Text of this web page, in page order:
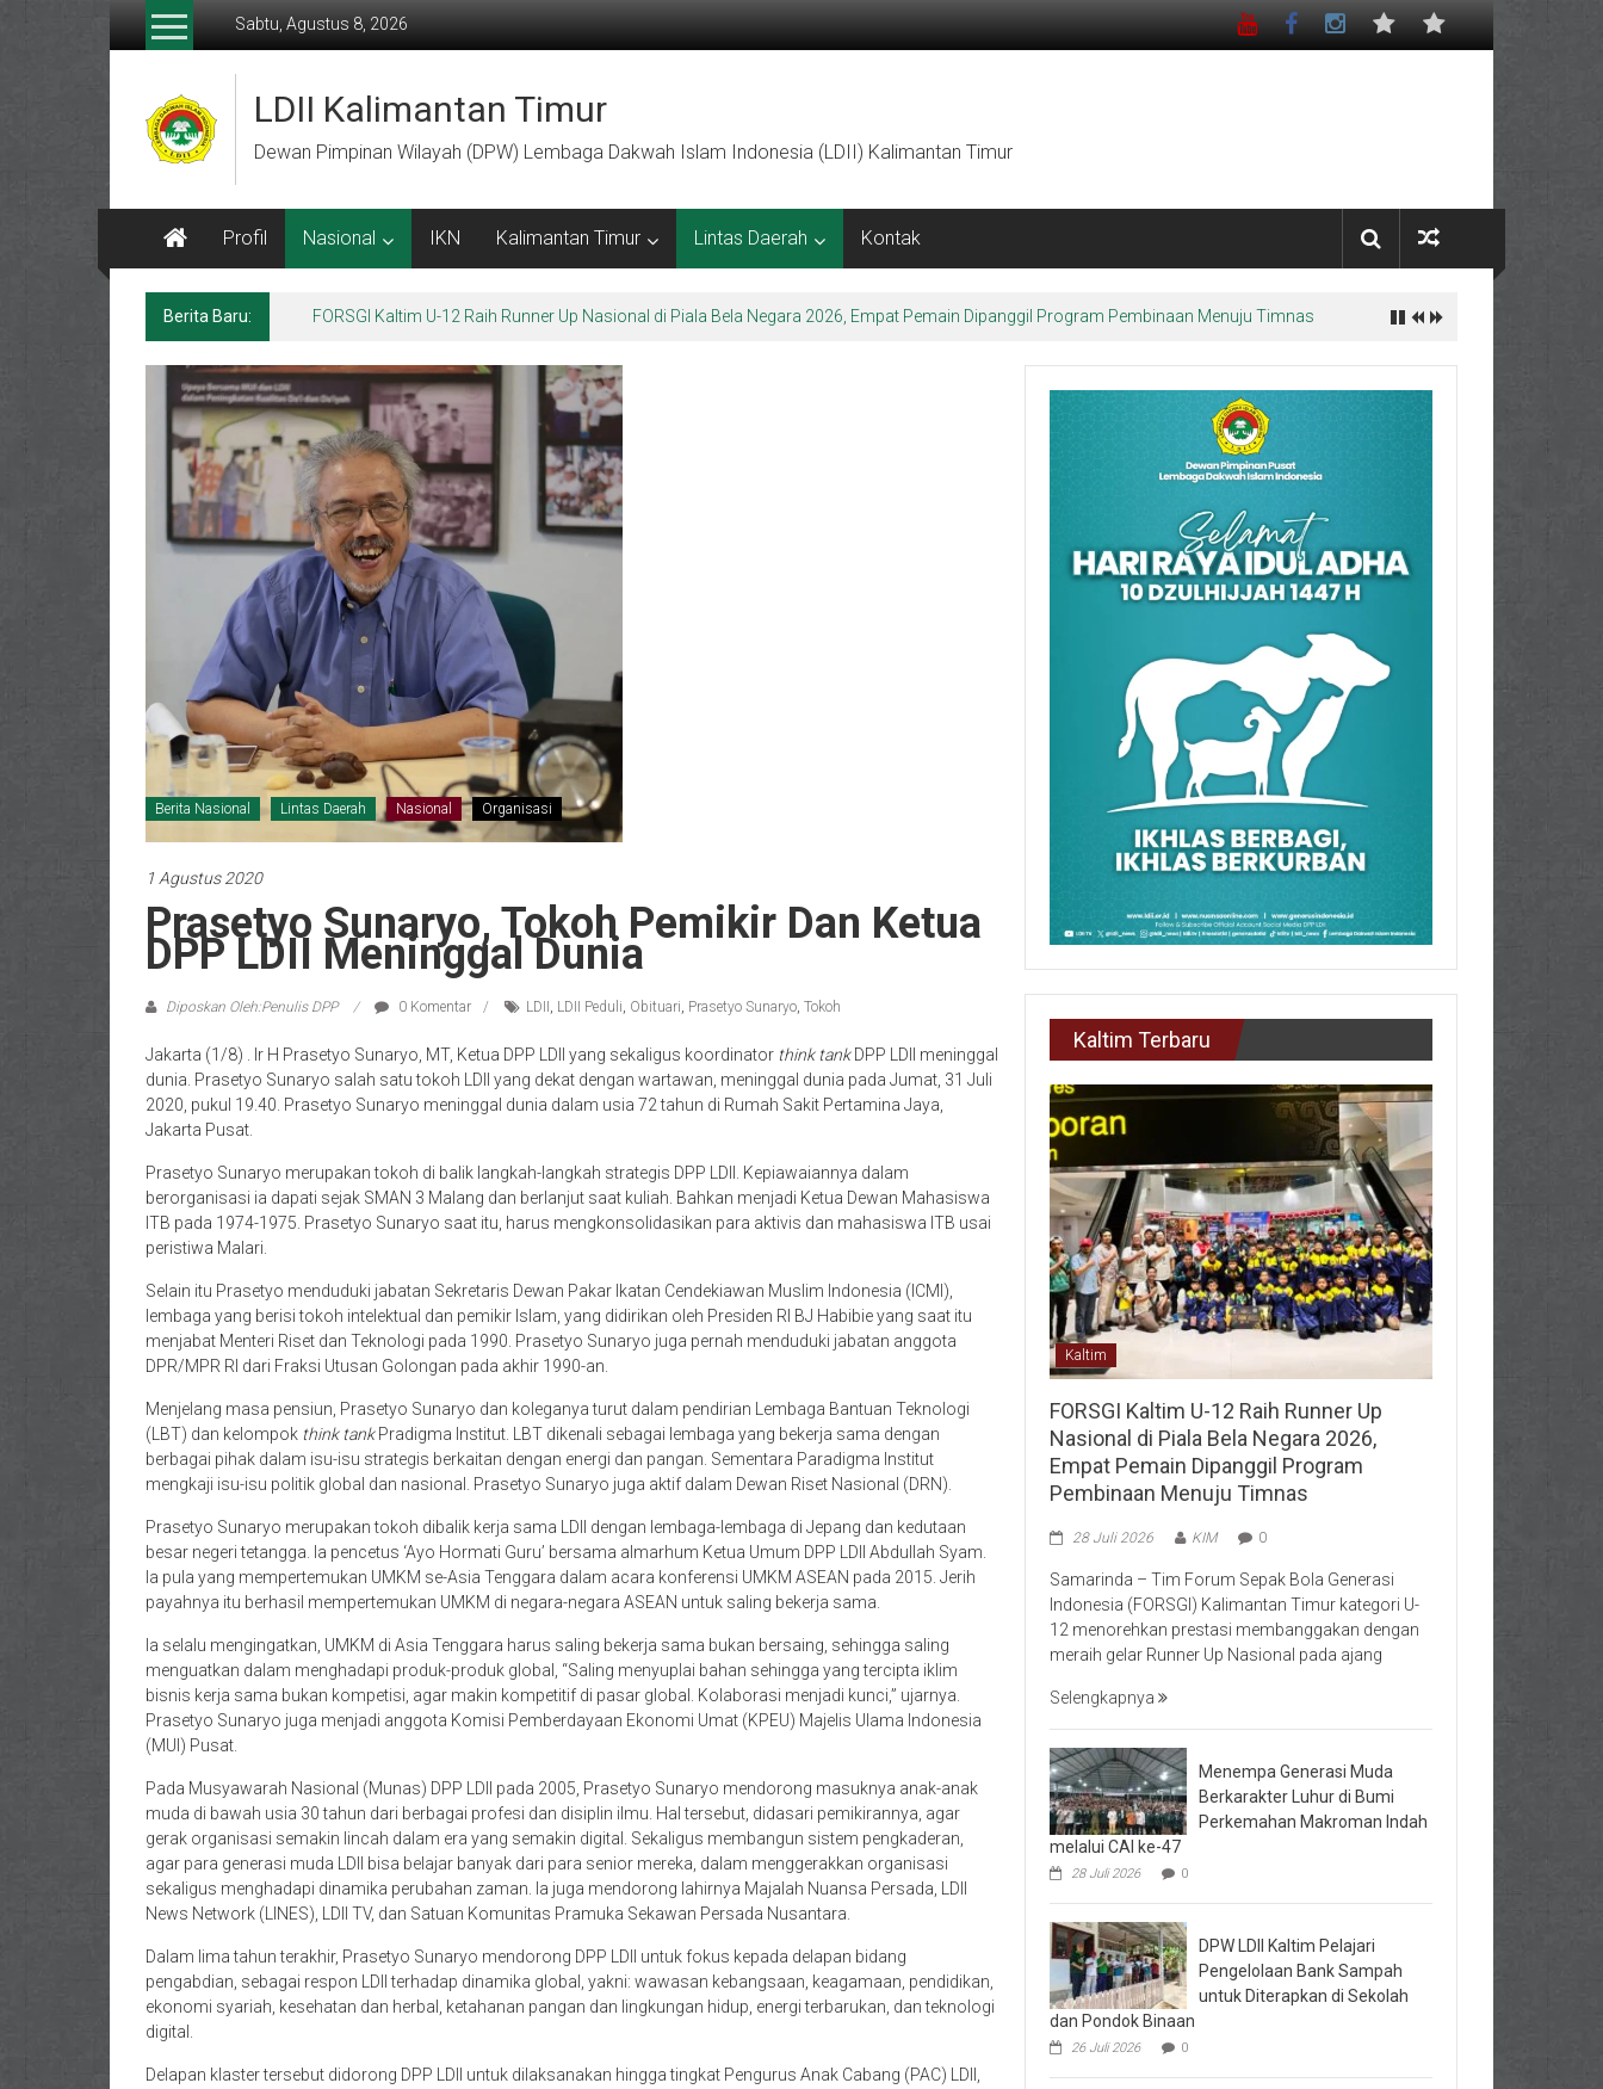
Lompat
Sabtu, Agustus 8, 2026
LDII Kalimantan Timur
Dewan Pimpinan Wilayah (DPW) Lembaga Dakwah Islam Indonesia (LDII) Kalimantan Timur
Profil Nasional IKN Kalimantan Timur Lintas Daerah Kontak
Berita Baru: FORSGI Kaltim U-12 Raih Runner Up Nasional di Piala Bela Negara 2026, Empat Pemain Dipanggil Program Pembinaan Menuju Timnas
Berita Nasional Lintas Daerah Nasional Organisasi
1 Agustus 2020
Prasetyo Sunaryo, Tokoh Pemikir Dan Ketua
DPP LDII Meninggal Dunia
Diposkan Oleh:Penulis DPP 0 Komentar LDII , LDII Peduli, Obituari, Prasetyo Sunaryo, Tokoh
Jakarta (1/8) . Ir H Prasetyo Sunaryo, MT, Ketua DPP LDII yang sekaligus koordinator think tankDPP LDII meninggal
dunia. Prasetyo Sunaryo salah satu tokoh LDII yang dekat dengan wartawan, meninggal dunia pada Jumat, 31 Juli
2020, pukul 19.40. Prasetyo Sunaryo meninggal dunia dalam usia 72 tahun di Rumah Sakit Pertamina Jaya,
Jakarta Pusat.
Prasetyo Sunaryo merupakan tokoh di balik langkah-langkah strategis DPP LDII. Kepiawaiannya dalam
berorganisasi ia dapati sejak SMAN 3 Malang dan berlanjut saat kuliah. Bahkan menjadi Ketua Dewan Mahasiswa
ITB pada 1974-1975. Prasetyo Sunaryo saat itu, harus mengkonsolidasikan para aktivis dan mahasiswa ITB usai
peristiwa Malari.
Selain itu Prasetyo menduduki jabatan Sekretaris Dewan Pakar Ikatan Cendekiawan Muslim Indonesia (ICMI),
lembaga yang berisi tokoh intelektual dan pemikir Islam, yang didirikan oleh Presiden RI BJ Habibie yang saat itu
menjabat Menteri Riset dan Teknologi pada 1990. Prasetyo Sunaryo juga pernah menduduki jabatan anggota
DPR/MPR RI dari Fraksi Utusan Golongan pada akhir 1990-an.
Menjelang masa pensiun, Prasetyo Sunaryo dan koleganya turut dalam pendirian Lembaga Bantuan Teknologi
(LBT) dan kelompok think tankPradigma Institut. LBT dikenali sebagai lembaga yang bekerja sama dengan
berbagai pihak dalam isu-isu strategis berkaitan dengan energi dan pangan. Sementara Paradigma Institut
mengkaji isu-isu politik global dan nasional. Prasetyo Sunaryo juga aktif dalam Dewan Riset Nasional (DRN).
Prasetyo Sunaryo merupakan tokoh dibalik kerja sama LDII dengan lembaga-lembaga di Jepang dan kedutaan
besar negeri tetangga. Ia pencetus ‘Ayo Hormati Guru’ bersama almarhum Ketua Umum DPP LDII Abdullah Syam.
Ia pula yang mempertemukan UMKM se-Asia Tenggara dalam acara konferensi UMKM ASEAN pada 2015. Jerih
payahnya itu berhasil mempertemukan UMKM di negara-negara ASEAN untuk saling bekerja sama.
Ia selalu mengingatkan, UMKM di Asia Tenggara harus saling bekerja sama bukan bersaing, sehingga saling
menguatkan dalam menghadapi produk-produk global, “Saling menyuplai bahan sehingga yang tercipta iklim
bisnis kerja sama bukan kompetisi, agar makin kompetitif di pasar global. Kolaborasi menjadi kunci,” ujarnya.
Prasetyo Sunaryo juga menjadi anggota Komisi Pemberdayaan Ekonomi Umat (KPEU) Majelis Ulama Indonesia
(MUI) Pusat.
Pada Musyawarah Nasional (Munas) DPP LDII pada 2005, Prasetyo Sunaryo mendorong masuknya anak-anak
muda di bawah usia 30 tahun dari berbagai profesi dan disiplin ilmu. Hal tersebut, didasari pemikirannya, agar
gerak organisasi semakin lincah dalam era yang semakin digital. Sekaligus membangun sistem pengkaderan,
agar para generasi muda LDII bisa belajar banyak dari para senior mereka, dalam menggerakkan organisasi
sekaligus menghadapi dinamika perubahan zaman. Ia juga mendorong lahirnya Majalah Nuansa Persada, LDII
News Network (LINES), LDII TV, dan Satuan Komunitas Pramuka Sekawan Persada Nusantara.
Dalam lima tahun terakhir, Prasetyo Sunaryo mendorong DPP LDII untuk fokus kepada delapan bidang
pengabdian, sebagai respon LDII terhadap dinamika global, yakni: wawasan kebangsaan, keagamaan, pendidikan,
ekonomi syariah, kesehatan dan herbal, ketahanan pangan dan lingkungan hidup, energi terbarukan, dan teknologi
digital.
Delapan klaster tersebut didorong DPP LDII untuk dilaksanakan hingga tingkat Pengurus Anak Cabang (PAC) LDII,
Kaltim Terbaru
Kaltim
FORSGI Kaltim U-12 Raih Runner Up
Nasional di Piala Bela Negara 2026,
Empat Pemain Dipanggil Program
Pembinaan Menuju Timnas
28 Juli 2026 KIM 0
Samarinda – Tim Forum Sepak Bola Generasi
Indonesia (FORSGI) Kalimantan Timur kategori U-
12 menorehkan prestasi membanggakan dengan
meraih gelar Runner Up Nasional pada ajang
Selengkapnya
Menempa Generasi Muda
Berkarakter Luhur di Bumi
Perkemahan Makroman Indah
melalui CAI ke-47
28 Juli 2026 0
DPW LDII Kaltim Pelajari
Pengelolaan Bank Sampah
untuk Diterapkan di Sekolah
dan Pondok Binaan
26 Juli 2026 0